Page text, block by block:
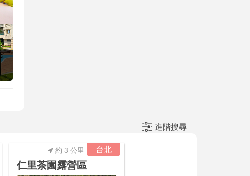
進階搜尋
台北
約 3 公里
仁里茶園露營區